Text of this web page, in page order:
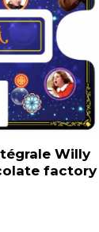
Willy
factory